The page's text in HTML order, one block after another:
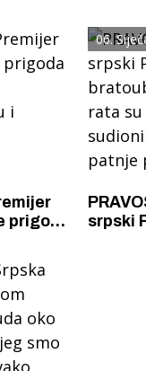
prigoda
i
06.
srpski